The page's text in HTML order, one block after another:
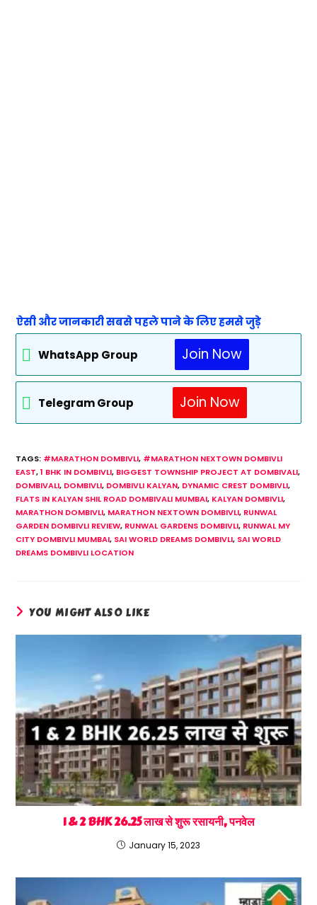
ऐसी और जानकारी सबसे पहले पाने के लिए हमसे जुड़े
WhatsApp Group Join Now
Telegram Group Join Now
TAGS: #MARATHON DOMBIVLI, #MARATHON NEXTOWN DOMBIVLI
EAST, 1 BHK IN DOMBIVLI, BIGGEST TOWNSHIP PROJECT AT DOMBIVALI,
DOMBIVALI, DOMBIVLI, DOMBIVLI KALYAN, DYNAMIC CREST DOMBIVLI,
FLATS IN KALYAN SHIL ROAD DOMBIVALI MUMBAI, KALYAN DOMBIVLI,
MARATHON DOMBIVLI, MARATHON NEXTOWN DOMBIVLI, RUNWAL
GARDEN DOMBIVLI REVIEW, RUNWAL GARDENS DOMBIVLI, RUNWAL MY
CITY DOMBIVLI MUMBAI, SAI WORLD DREAMS DOMBIVLI, SAI WORLD
DREAMS DOMBIVLI LOCATION
YOU MIGHT ALSO LIKE
1 & 2 BHK 26.25 लाख से शुरू रसायनी, पनवेल
January 15, 2023